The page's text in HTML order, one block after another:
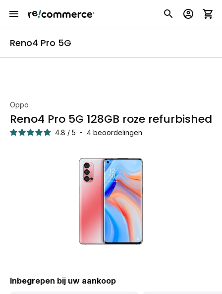
Reno4 Pro 5G
Oppo
Reno4 Pro 5G 128GB roze refurbished
4.8 / 5 - 4 beoordelingen
Inbegrepen bij uw aankoop